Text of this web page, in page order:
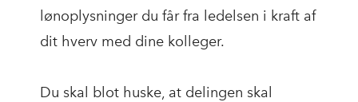
lønoplysninger du får fra ledelsen i kraft af
dit hverv med dine kolleger.
Du skal blot huske, at delingen skal